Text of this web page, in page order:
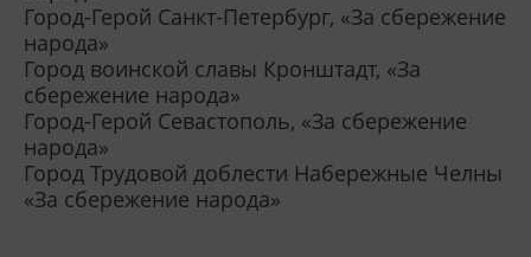
Город-Герой Санкт-Петербург, «За сбережение
народа»
Город воинской славы Кронштадт, «За
сбережение народа»
Город-Герой Севастополь, «За сбережение
народа»
Город Трудовой доблести Набережные Челны
«За сбережение народа»